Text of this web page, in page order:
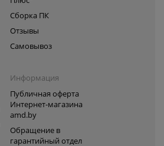
Сборка ПК
Отзывы
Самовывоз
Информация
Публичная оферта
Интернет-магазина
amd.by
Обращение в
гарантийный отдел